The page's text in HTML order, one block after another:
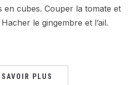
en cubes. Couper la tomate et
le gingembre et l’ail.
SAVOIR PLUS